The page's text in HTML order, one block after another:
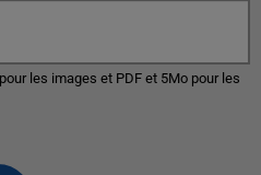
les images et PDF et 5Mo pour les